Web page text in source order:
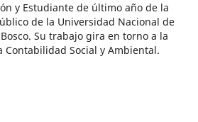
y Estudiante de último año de la
de la Universidad Nacional de
Su trabajo gira en torno a la
Contabilidad Social y Ambiental.